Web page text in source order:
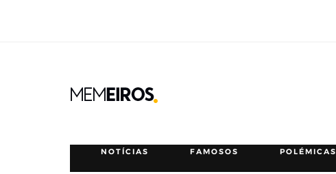
NOTÍCIAS FAMOSOS POLÉMICAS